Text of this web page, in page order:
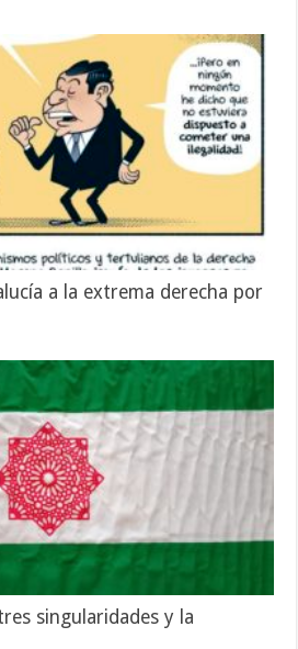
a la extrema derecha por
singularidades y la